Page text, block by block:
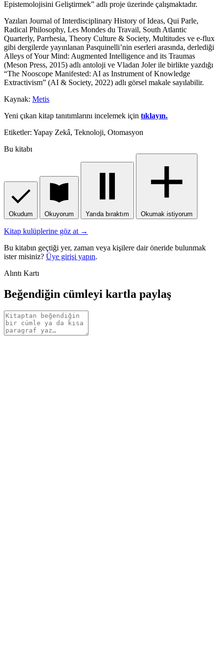
Epistemolojisini Geliştirmek” adlı proje üzerinde çalışmaktadır.
Yazıları Journal of Interdisciplinary History of Ideas, Qui Parle,
Radical Philosophy, Les Mondes du Travail, South Atlantic
Quarterly, Parrhesia, Theory Culture & Society, Multitudes ve e-flux
gibi dergilerde yayınlanan Pasquinelli’nin eserleri arasında, derlediği
Alleys of Your Mind: Augmented Intelligence and its Traumas
(Meson Press, 2015) adlı antoloji ve Vladan Joler ile birlikte yazdığı
“The Nooscope Manifested: AI as Instrument of Knowledge
Extractivism” (AI & Society, 2022) adlı görsel makale sayılabilir.
Kaynak: Metis
Yeni çıkan kitap tanıtımlarını incelemek için tıklayın.
Etiketler: Yapay Zekâ, Teknoloji, Otomasyon
Bu kitabı
Okudum Okuyorum Yarıda bıraktım Okumak istiyorum
Kitap kulüplerine göz at →
Bu kitabın geçtiği yer, zaman veya kişilere dair öneride bulunmak
ister misiniz? Üye girişi yapın.
Alıntı Kartı
Beğendiğin cümleyi kartla paylaş
Alıntı
metni